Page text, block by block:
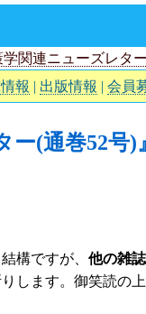
関連ニューズレタ
報 | 出版情報 | 会員
ー(通巻52号)
構ですが、他の雑
します。御笑読の